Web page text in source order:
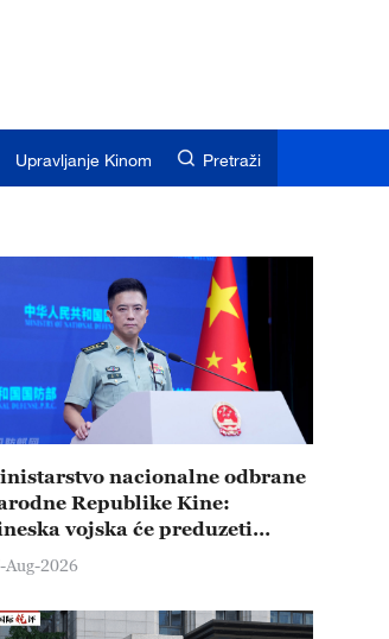
Upravljanje Kinom Pretraži
nacionalne odbrane
Republike Kine:
vojska će preduzeti
kontramere protiv svih
pokušaja
nemira
Aug-2026